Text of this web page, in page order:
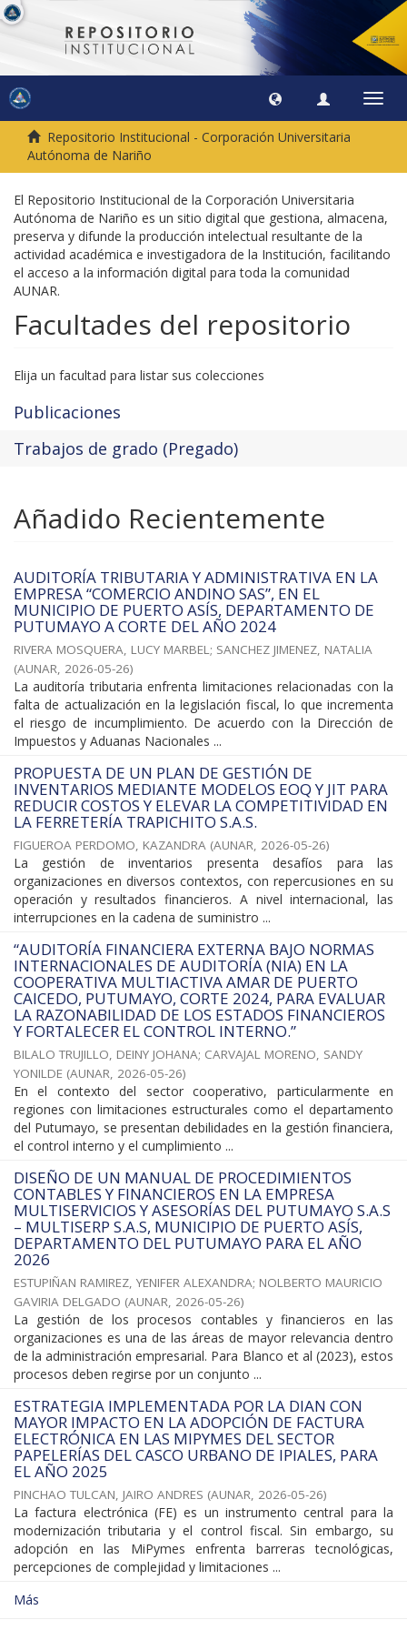
Repositorio Institucional - Corporación Universitaria
Autónoma de Nariño
El Repositorio Institucional de la Corporación Universitaria
Autónoma de Nariño es un sitio digital que gestiona, almacena,
preserva y difunde la producción intelectual resultante de la
actividad académica e investigadora de la Institución, facilitando
el acceso a la información digital para toda la comunidad
AUNAR.
Facultades del repositorio
Elija un facultad para listar sus colecciones
Publicaciones
Trabajos de grado (Pregado)
Añadido Recientemente
AUDITORÍA TRIBUTARIA Y ADMINISTRATIVA EN LA
EMPRESA “COMERCIO ANDINO SAS”, EN EL
MUNICIPIO DE PUERTO ASÍS, DEPARTAMENTO DE
PUTUMAYO A CORTE DEL AÑO 2024
RIVERA MOSQUERA, LUCY MARBEL; SANCHEZ JIMENEZ, NATALIA
(AUNAR, 2026-05-26)
La auditoría tributaria enfrenta limitaciones relacionadas con la
falta de actualización en la legislación fiscal, lo que incrementa
el riesgo de incumplimiento. De acuerdo con la Dirección de
Impuestos y Aduanas Nacionales ...
PROPUESTA DE UN PLAN DE GESTIÓN DE
INVENTARIOS MEDIANTE MODELOS EOQ Y JIT PARA
REDUCIR COSTOS Y ELEVAR LA COMPETITIVIDAD EN
LA FERRETERÍA TRAPICHITO S.A.S.
FIGUEROA PERDOMO, KAZANDRA (AUNAR, 2026-05-26)
La gestión de inventarios presenta desafíos para las
organizaciones en diversos contextos, con repercusiones en su
operación y resultados financieros. A nivel internacional, las
interrupciones en la cadena de suministro ...
“AUDITORÍA FINANCIERA EXTERNA BAJO NORMAS
INTERNACIONALES DE AUDITORÍA (NIA) EN LA
COOPERATIVA MULTIACTIVA AMAR DE PUERTO
CAICEDO, PUTUMAYO, CORTE 2024, PARA EVALUAR
LA RAZONABILIDAD DE LOS ESTADOS FINANCIEROS
Y FORTALECER EL CONTROL INTERNO.”
BILALO TRUJILLO, DEINY JOHANA; CARVAJAL MORENO, SANDY
YONILDE (AUNAR, 2026-05-26)
En el contexto del sector cooperativo, particularmente en
regiones con limitaciones estructurales como el departamento
del Putumayo, se presentan debilidades en la gestión financiera,
el control interno y el cumplimiento ...
DISEÑO DE UN MANUAL DE PROCEDIMIENTOS
CONTABLES Y FINANCIEROS EN LA EMPRESA
MULTISERVICIOS Y ASESORÍAS DEL PUTUMAYO S.A.S
– MULTISERP S.A.S, MUNICIPIO DE PUERTO ASÍS,
DEPARTAMENTO DEL PUTUMAYO PARA EL AÑO
2026
ESTUPIÑAN RAMIREZ, YENIFER ALEXANDRA; NOLBERTO MAURICIO
GAVIRIA DELGADO (AUNAR, 2026-05-26)
La gestión de los procesos contables y financieros en las
organizaciones es una de las áreas de mayor relevancia dentro
de la administración empresarial. Para Blanco et al (2023), estos
procesos deben regirse por un conjunto ...
ESTRATEGIA IMPLEMENTADA POR LA DIAN CON
MAYOR IMPACTO EN LA ADOPCIÓN DE FACTURA
ELECTRÓNICA EN LAS MIPYMES DEL SECTOR
PAPELERÍAS DEL CASCO URBANO DE IPIALES, PARA
EL AÑO 2025
PINCHAO TULCAN, JAIRO ANDRES (AUNAR, 2026-05-26)
La factura electrónica (FE) es un instrumento central para la
modernización tributaria y el control fiscal. Sin embargo, su
adopción en las MiPymes enfrenta barreras tecnológicas,
percepciones de complejidad y limitaciones ...
Más